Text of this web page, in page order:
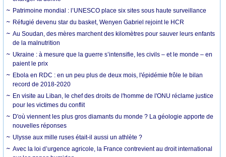
Patrimoine mondial : l’UNESCO place six sites sous haute surveillance
Réfugié devenu star du basket, Wenyen Gabriel rejoint le HCR
Au Soudan, des mères marchent des kilomètres pour sauver leurs enfants
de la malnutrition
Ukraine : à mesure que la guerre s’intensifie, les civils – et le monde – en
paient le prix
Ebola en RDC : en un peu plus de deux mois, l'épidémie frôle le bilan
record de 2018-2020
En visite au Liban, le chef des droits de l'homme de l'ONU réclame justice
pour les victimes du conflit
D'où viennent les plus gros diamants du monde ? La géologie apporte de
nouvelles réponses
Ulysse aux mille ruses était-il aussi un athlète ?
Avec la loi d’urgence agricole, la France contrevient au droit international